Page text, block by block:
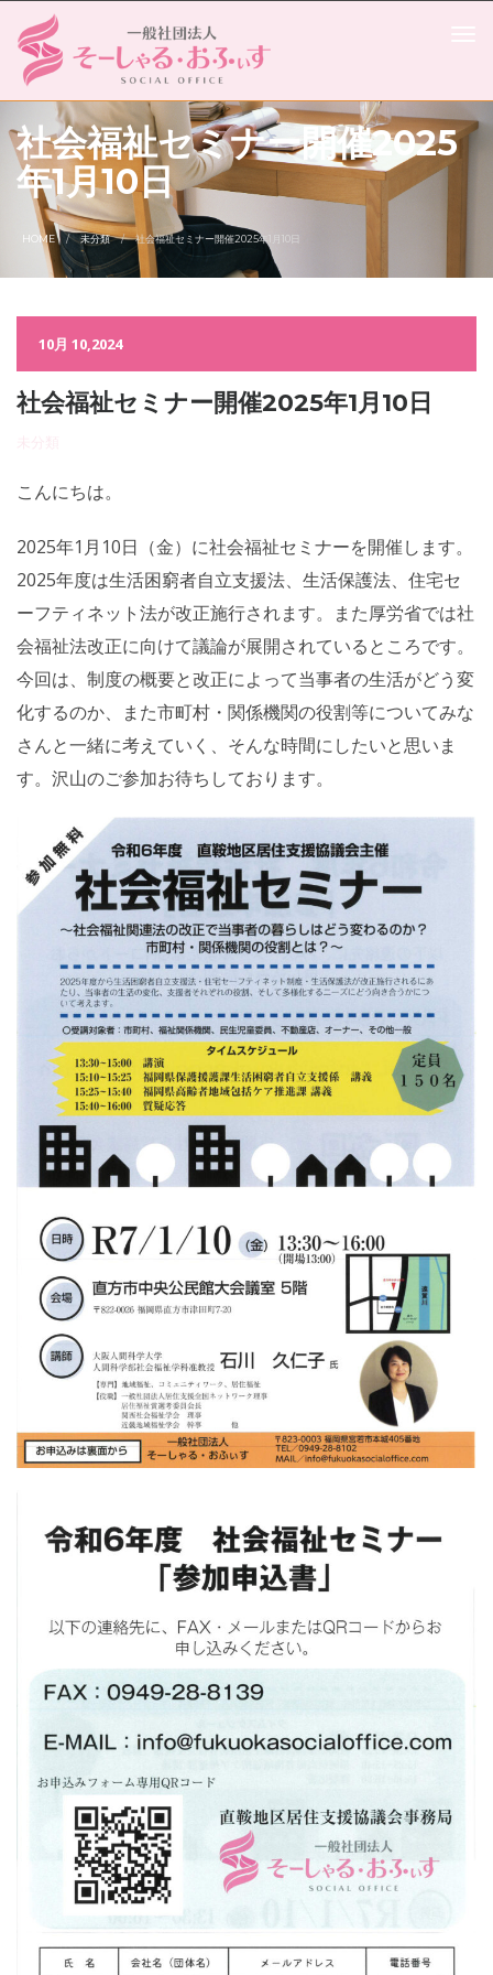
社会福祉セミナー開催2025
年1月10日
HOME 未分類 社会福祉セミナー開催2025年1月10日
10月 10,2024
社会福祉セミナー開催2025年1月10日
こんにちは。
2025年1月10日（金）に社会福祉セミナーを開催します。
2025年度は生活困窮者自立支援法、生活保護法、住宅セ
ーフティネット法が改正施行されます。また厚労省では社
会福祉法改正に向けて議論が展開されているところです。
今回は、制度の概要と改正によって当事者の生活がどう変
化するのか、また市町村・関係機関の役割等についてみな
さんと一緒に考えていく、そんな時間にしたいと思いま
す。沢山のご参加お待ちしております。